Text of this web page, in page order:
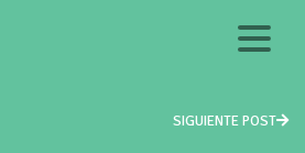
SIGUIENTE POST